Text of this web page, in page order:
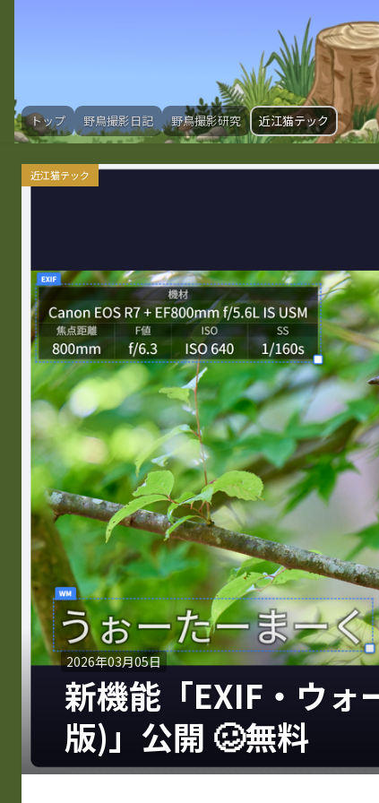
トップ 野鳥撮影日記 野鳥撮影研究 近江猫テック
近江猫テック
2026年03月05日
新機能「EXIF・ウォ
版)」公開 🥴無料